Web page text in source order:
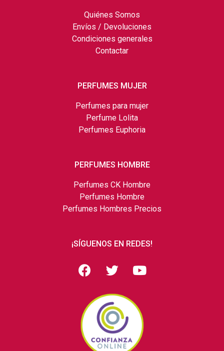
Quiénes Somos
Envíos / Devoluciones
Condiciones generales
Contactar
PERFUMES MUJER
Perfumes para mujer
Perfume Lolita
Perfumes Euphoria
PERFUMES HOMBRE
Perfumes CK Hombre
Perfumes Hombre
Perfumes Hombres Precios
¡SÍGUENOS EN REDES!